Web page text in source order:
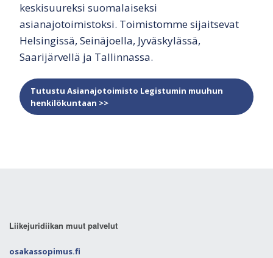
keskisuureksi suomalaiseksi
asianajotoimistoksi. Toimistomme sijaitsevat
Helsingissä, Seinäjoella, Jyväskylässä,
Saarijärvellä ja Tallinnassa.
Tutustu Asianajotoimisto Legistumin muuhun
henkilökuntaan >>
Liikejuridiikan muut palvelut
osakassopimus.fi